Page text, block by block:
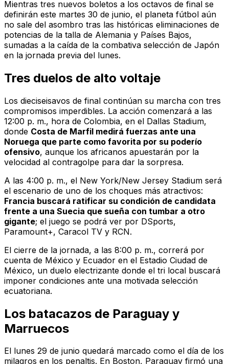
Mientras tres nuevos boletos a los octavos de final se
definirán este martes 30 de junio, el planeta fútbol aún
no sale del asombro tras las históricas eliminaciones de
potencias de la talla de Alemania y Países Bajos,
sumadas a la caída de la combativa selección de Japón
en la jornada previa del lunes.
Tres duelos de alto voltaje
Los dieciseisavos de final continúan su marcha con tres
compromisos imperdibles. La acción comenzará a las
12:00 p. m., hora de Colombia, en el Dallas Stadium,
donde Costa de Marfil medirá fuerzas ante una
Noruega que parte como favorita por su poderío
ofensivo, aunque los africanos apuestarán por la
velocidad al contragolpe para dar la sorpresa.
A las 4:00 p. m., el New York/New Jersey Stadium será
el escenario de uno de los choques más atractivos:
Francia buscará ratificar su condición de candidata
frente a una Suecia que sueña con tumbar a otro
gigante; el juego se podrá ver por DSports,
Paramount+, Caracol TV y RCN.
El cierre de la jornada, a las 8:00 p. m., correrá por
cuenta de México y Ecuador en el Estadio Ciudad de
México, un duelo electrizante donde el tri local buscará
imponer condiciones ante una motivada selección
ecuatoriana.
Los batacazos de Paraguay y
Marruecos
El lunes 29 de junio quedará marcado como el día de los
milagros en los penaltis. En Boston, Paraguay firmó una